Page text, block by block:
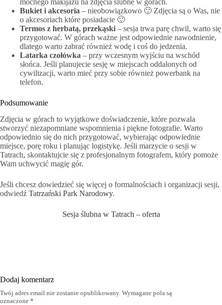
mocnego makijażu na zdjęcia ślubne w górach.
Bukiet i akcesoria – nieobowiązkowo 🙂 Zdjęcia są o Was, nie
o akcesoriach które posiadacie 🙂
Termos z herbatą, przekąski – sesja trwa parę chwil, warto się
przygotować. W górach ważne jest odpowiednie nawodnienie,
dlatego warto zabrać również wodę i coś do jedzenia.
Latarka czołówka – przy wczesnym wyjściu na wschód
słońca. Jeśli planujecie sesję w miejscach oddalonych od
cywilizacji, warto mieć przy sobie również powerbank na
telefon.
Podsumowanie
Zdjęcia w górach to wyjątkowe doświadczenie, które pozwala
stworzyć niezapomniane wspomnienia i piękne fotografie. Warto
odpowiednio się do nich przygotować, wybierając odpowiednie
miejsce, porę roku i planując logistykę. Jeśli marzycie o sesji w
Tatrach, skontaktujcie się z profesjonalnym fotografem, który pomoże
Wam uchwycić magię gór.
Jeśli chcesz dowiedzieć się więcej o formalnościach i organizacji sesji,
odwiedź Tatrzański Park Narodowy.
Sesja ślubna w Tatrach – oferta
Dodaj komentarz
Twój adres email nie zostanie opublikowany. Wymagane pola są
oznaczone *